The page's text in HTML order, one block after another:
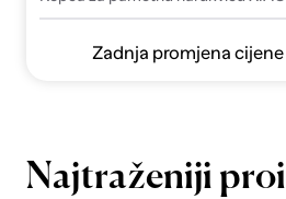
Zadnja promjena cijene
Najtraženiji